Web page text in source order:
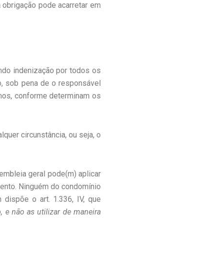
pode acarretar em
indenização por todos os
sob pena de o responsável
conforme determinam os
circunstância, ou seja, o
geral pode(m) aplicar
Ninguém do condomínio
o art. 1.336, IV, que
e não as utilizar de maneira